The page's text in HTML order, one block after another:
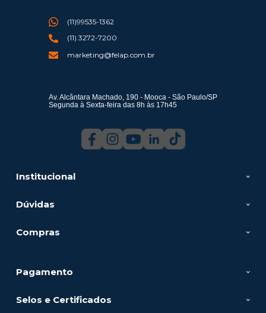
Institucional
Dúvidas
Compras
(11)99535-1362
(11) 3272-7200
marketing@felap.com.br
Av. Alcântara Machado, 190 - Mooca - São Paulo/SP
Segunda à Sexta-feira das 8h às 17h45
Pagamento
Selos e Certificados